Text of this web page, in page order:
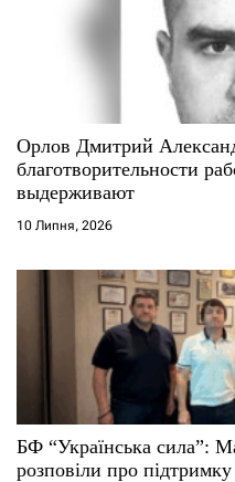
Орлов Дмитрий
благотворительности
выдерживают
10 Липня, 2026
БФ “Українська сила”:
розповіли про